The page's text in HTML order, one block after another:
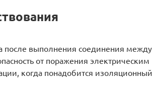
после выполнения соединения между
от поражения электрическим
когда понадобится изоляционный